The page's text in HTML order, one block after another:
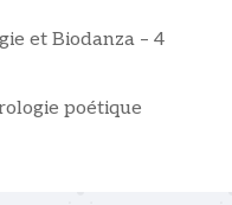
et Biodanza – 4
poétique